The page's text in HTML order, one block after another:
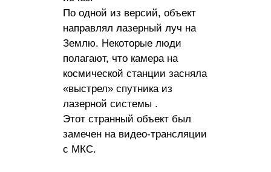
По одной из версий, объект
направлял лазерный луч на
Землю. Некоторые люди
полагают, что камера на
космической станции засняла
«выстрел» спутника из
лазерной системы .
Этот странный объект был
замечен на видео-трансляции
с МКС.